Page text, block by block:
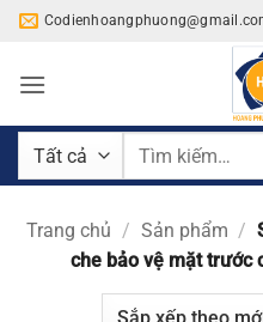
Bỏ
nội
Tìm
Trang chủ / Sản phẩm /
che bảo vệ mặt trước